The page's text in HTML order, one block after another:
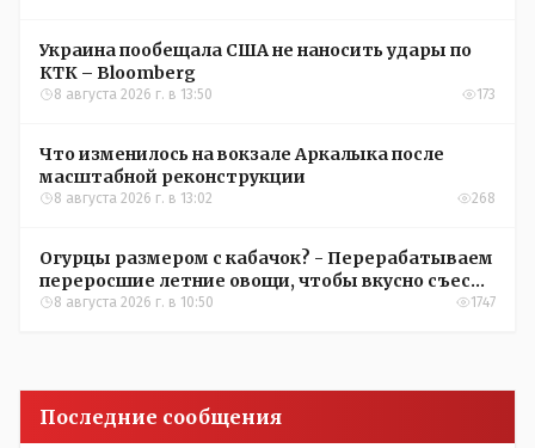
Украина пообещала США не наносить удары по
КТК – Bloomberg
8 августа 2026 г. в 13:50 173
Что изменилось на вокзале Аркалыка после
масштабной реконструкции
8 августа 2026 г. в 13:02 268
Огурцы размером с кабачок? - Перерабатываем
переросшие летние овощи, чтобы вкусно съесть
зимой
8 августа 2026 г. в 10:50 1747
Последние сообщения